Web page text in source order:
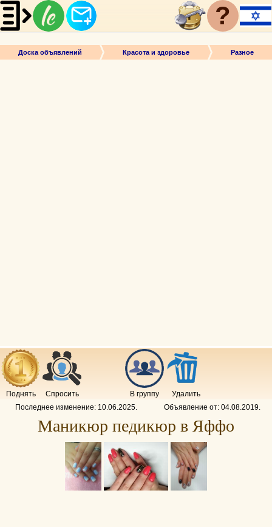
?
Доска объявлений Красота и здоровье Разное
Поднять Спросить В группу
Удалить
Последнее изменение: 10.06.2025. Объявление от: 04.08.2019.
Маникюр педикюр в Яффо